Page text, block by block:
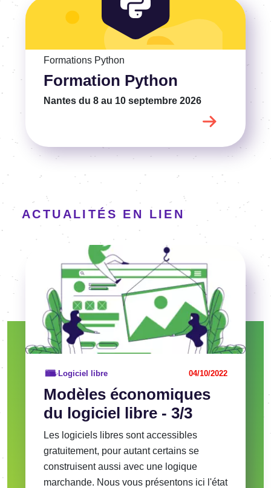
Formations Python
Formation Python
Nantes du 8 au 10 septembre 2026
Voir la Formation Python
ACTUALITÉS EN LIEN
Modèles économiques
du logiciel libre - 3/3
Logiciel libre 04/10/2022
Les logiciels libres sont accessibles
gratuitement, pour autant certains se
construisent aussi avec une logique
marchande. Nous vous présentons ici l'état
Voir l'article